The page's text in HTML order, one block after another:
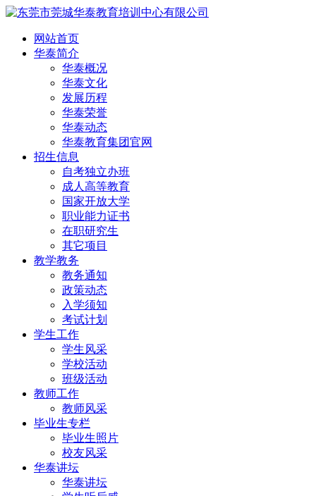
网站首页
华泰简介
华泰概况
华泰文化
发展历程
华泰荣誉
华泰动态
华泰教育集团官网
招生信息
自考独立办班
成人高等教育
国家开放大学
职业能力证书
在职研究生
其它项目
教学教务
教务通知
政策动态
入学须知
考试计划
学生工作
学生风采
学校活动
班级活动
教师工作
教师风采
毕业生专栏
毕业生照片
校友风采
华泰讲坛
华泰讲坛